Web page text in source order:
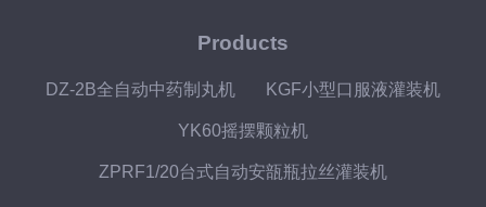
Products
DZ-2B全自动中药制丸机 KGF小型口服液灌装机
YK60摇摆颗粒机
ZPRF1/20台式自动安瓿瓶拉丝灌装机